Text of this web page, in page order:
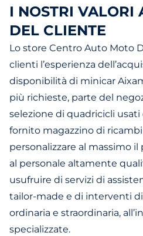
I NOSTRI VALORI
DEL CLIENTE
Lo store Centro Auto Moto
clienti l’esperienza
disponibilità di minicar
più richieste, parte del
selezione di quadricicli
fornito magazzino di ricambi
personalizzare al massimo
al personale altamente
usufruire di servizi di
tailor-made e di interventi
ordinaria e straordinaria,
specializzate.